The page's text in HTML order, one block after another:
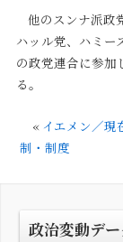
他のスンナ派政
ハッル党、ハミー
の政党連合に参加
る。
« イエメン／現
制・制度
政治変動デ